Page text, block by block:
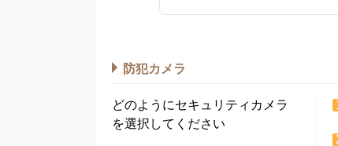
防犯カメラ
どのようにセキュリティカメラ
を選択してください